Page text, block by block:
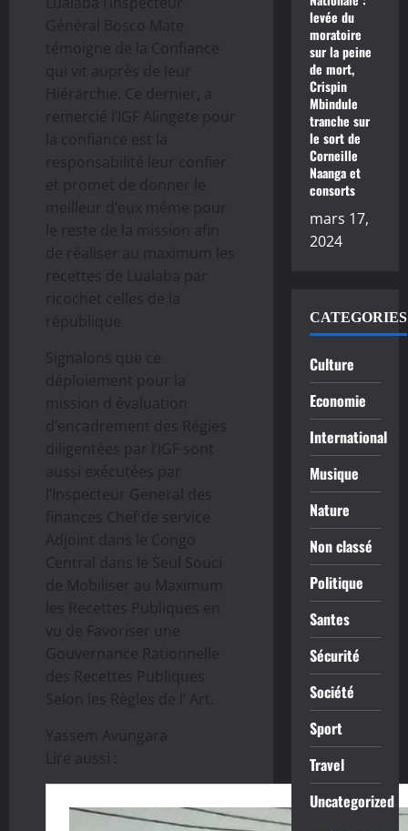
Général Bosco Mate
témoigne de la Confiance
qui vit auprès de leur
Hiérarchie. Ce dernier, a
remercié l’IGF Alingete pour
la confiance est la
responsabilité leur confier
et promet de donner le
meilleur d’eux même pour
le reste de la mission afin
de réaliser au maximum les
recettes de Lualaba par
ricochet celles de la
république
Signalons que ce
déploiement pour la
mission d évaluation
d’encadrement des Régies
diligentées par l’IGF sont
aussi exécutées par
l’Inspecteur General des
finances Chef de service
Adjoint dans le Congo
Central dans le Seul Souci
de Mobiliser au Maximum
les Recettes Publiques en
vu de Favoriser une
Gouvernance Rationnelle
des Recettes Publiques
Selon les Règles de l’ Art.
Yassem Avungara
Lire aussi :
levée du
moratoire
sur la peine
de mort,
Crispin
Mbindule
tranche sur
le sort de
Corneille
Naanga et
consorts
mars 17,
2024
CATEGORIES
Culture
Economie
International
Musique
Nature
Non classé
Politique
Santes
Sécurité
Société
Sport
Travel
Uncategorized